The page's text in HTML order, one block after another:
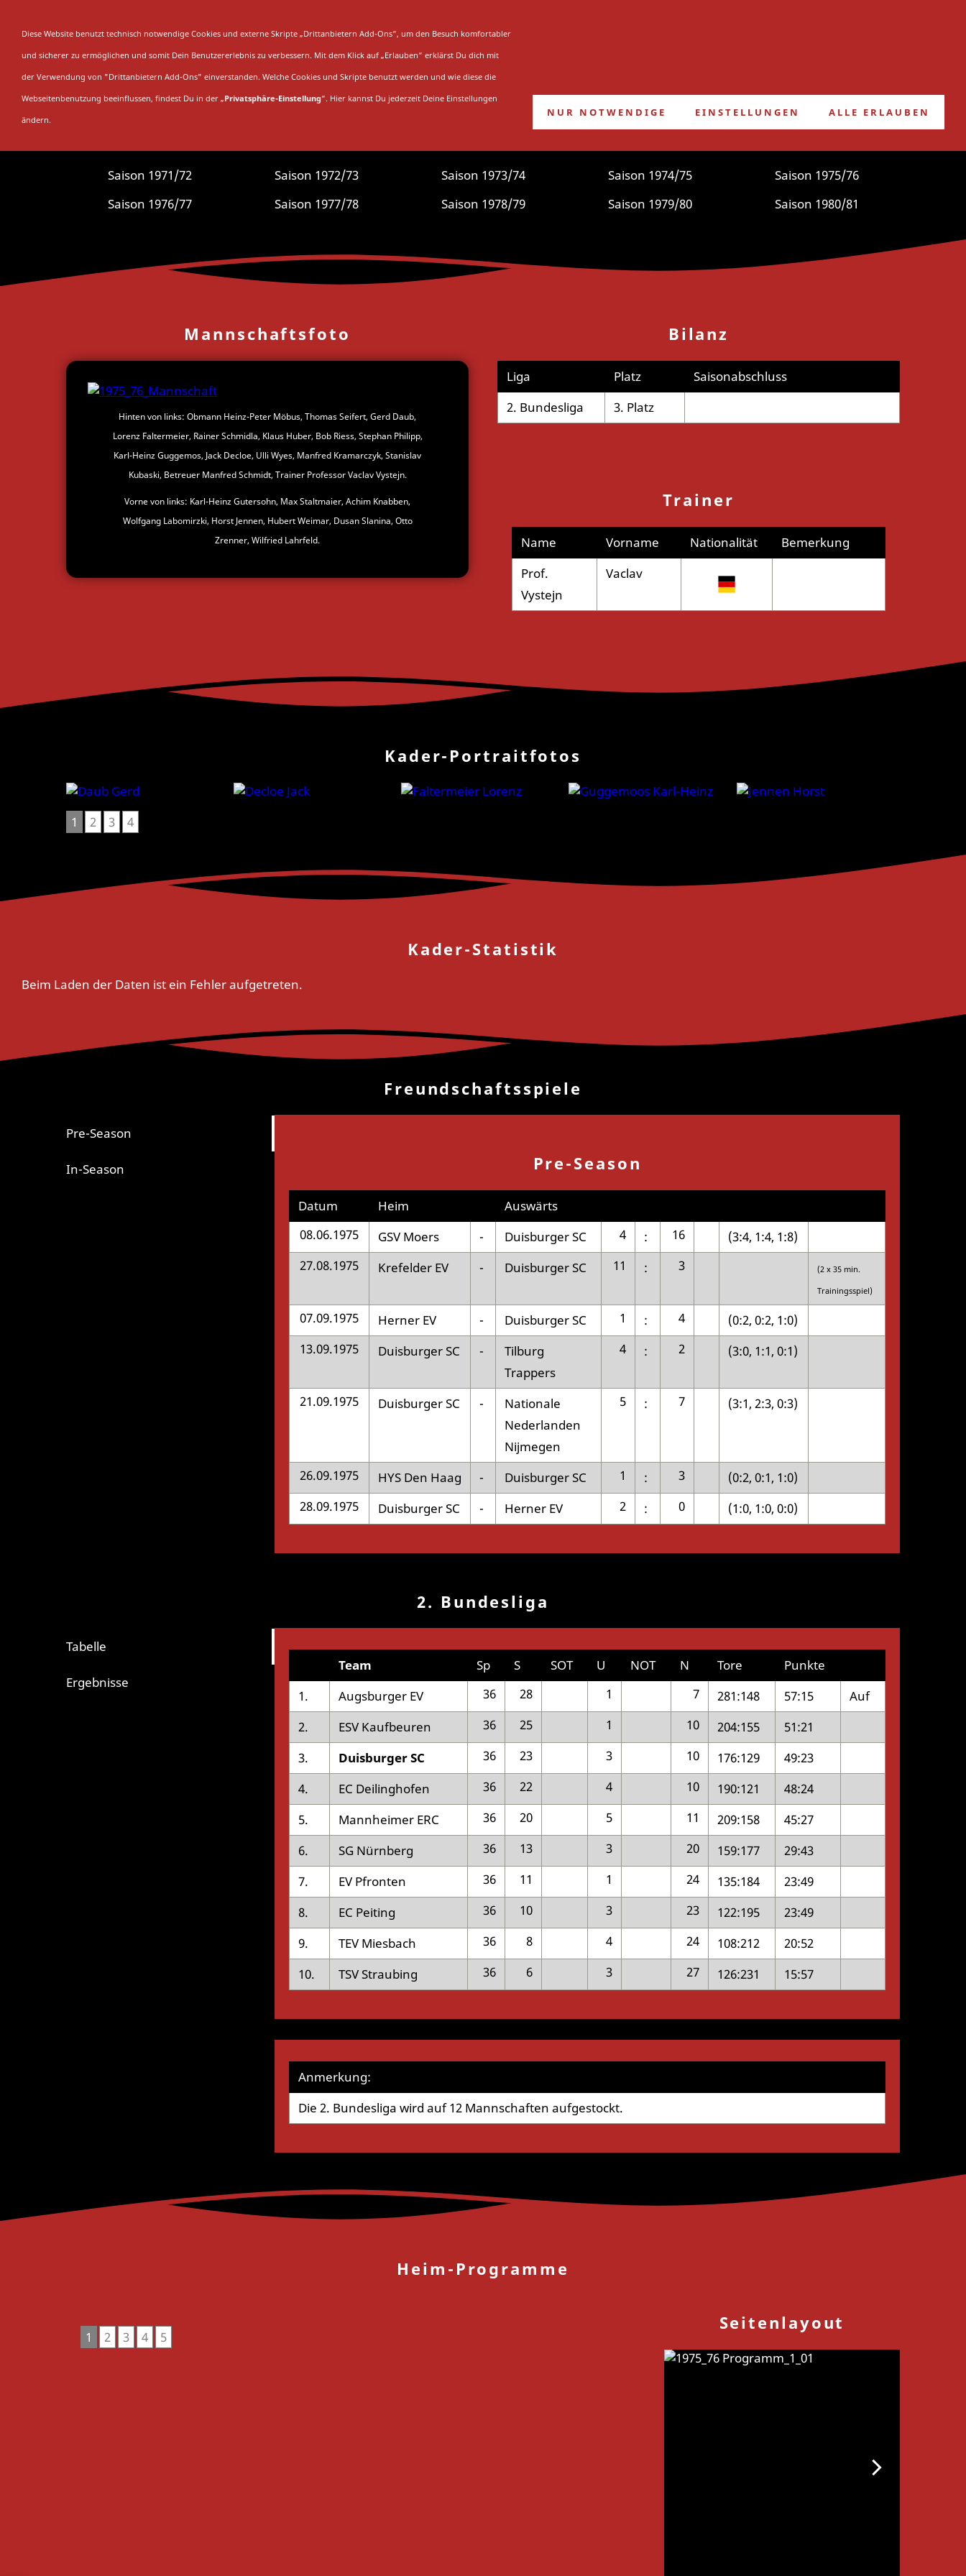
Saison 1975/76
DSC Kaiserberg»Saison 1975/76
Saison 1971/72 Saison 1972/73 Saison 1973/74 Saison 1974/75
Saison 1975/76
Saison 1976/77
Saison 1977/78 Saison 1978/79 Saison 1979/80 Saison 1980/81
Mannschaftsfoto
Hinten von links: Obmann Heinz-Peter Möbus, Thomas Seifert, Gerd Daub,
Lorenz Faltermeier, Rainer Schmidla, Klaus Huber, Bob Riess, Stephan Philipp,
Karl-Heinz Guggemos, Jack Decloe, Ulli Wyes, Manfred Kramarczyk, Stanislav
Kubaski, Betreuer Manfred Schmidt, Trainer Professor Vaclav Vystejn.
Vorne von links: Karl-Heinz Gutersohn, Max Staltmaier, Achim Knabben,
Wolfgang Labomirzki, Horst Jennen, Hubert Weimar, Dusan Slanina, Otto
Zrenner, Wilfried Lahrfeld.
Bilanz
Liga Platz
Saisonabschluss
2. Bundesliga
3. Platz
Trainer
Name Vorname Nationalität
Bemerkung
Prof.
Vystejn
Vaclav
Kader-Portraitfotos
1 2 3 4
Kader-Statistik
Beim Laden der Daten ist ein Fehler aufgetreten.
Freundschaftsspiele
Pre-Season
In-Season Pre-Season
Datum Heim
Auswärts
08.06.1975
GSV Moers - Duisburger SC 4 : 16
(3:4, 1:4, 1:8)
27.08.1975
Krefelder EV - Duisburger SC 11 : 3
(2 x 35 min.
Trainingsspiel)
07.09.1975 Herner EV - Duisburger SC 1 : 4
(0:2, 0:2, 1:0)
13.09.1975
Duisburger SC -
Tilburg
Trappers
4 : 2 (3:0, 1:1, 0:1)
21.09.1975 Duisburger SC -
Nationale
Nederlanden
Nijmegen
5 : 7 (3:1, 2:3, 0:3)
26.09.1975 HYS Den Haag - Duisburger SC 1 : 3
(0:2, 0:1, 1:0)
28.09.1975
Duisburger SC - Herner EV 2 : 0 (1:0, 1:0, 0:0)
2. Bundesliga
Tabelle
Ergebnisse
Team Sp S SOT U NOT N Tore
Punkte
1.
Augsburger EV 36 28 1 7 281:148 57:15
Auf
2.
ESV Kaufbeuren 36 25 1 10 204:155
51:21
3.
Duisburger SC 36 23 3 10 176:129
49:23
4.
EC Deilinghofen 36 22 4 10 190:121
48:24
5.
Mannheimer ERC 36 20 5 11 209:158
45:27
6.
SG Nürnberg 36 13 3 20 159:177
29:43
7.
EV Pfronten 36 11 1 24 135:184
23:49
8.
EC Peiting 36 10 3 23 122:195
23:49
9.
TEV Miesbach 36 8 4 24 108:212
20:52
10.
TSV Straubing 36 6 3 27 126:231 15:57
Anmerkung:
Die 2. Bundesliga wird auf 12 Mannschaften aufgestockt.
Heim-Programme
1 2 3 4 5
Seitenlayout
Diese Website benutzt technisch notwendige Cookies und externe Skripte „Drittanbietern Add-Ons“, um den Besuch komfortabler
und sicherer zu ermöglichen und somit Dein Benutzererlebnis zu verbessern. Mit dem Klick auf „Erlauben“ erklärst Du dich mit
der Verwendung von "Drittanbietern Add-Ons" einverstanden. Welche Cookies und Skripte benutzt werden und wie diese die
Webseitenbenutzung beeinflussen, findest Du in der „Privatsphäre-Einstellung“. Hier kannst Du jederzeit Deine Einstellungen
ändern.
NUR NOTWENDIGE EINSTELLUNGEN ALLE ERLAUBEN